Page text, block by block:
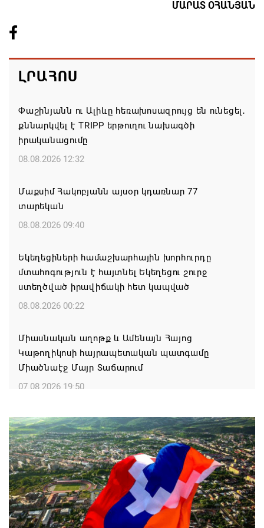
ՄԱՐԱՏ ՕՀԱՆՅԱՆ
ԼՐԱՀՈՍ
Փաշինյանն ու Ալիևը հեռախոսազրույց են ունեցել․
քննարկվել է TRIPP երթուղու նախագծի
իրականացումը
08.08.2026 12:32
Մաքսիմ Հակոբյանն այսօր կդառնար 77
տարեկան
08.08.2026 09:40
Եկեղեցիների համաշխարհային խորհուրդը
մտահոգություն է հայտնել Եկեղեցու շուրջ
ստեղծված իրավիճակի հետ կապված
08.08.2026 00:22
Միասնական աղոթք և Ամենայն Հայոց
Կաթողիկոսի հայրապետական պատգամը
Միածնաէջ Մայր Տաճարում
07.08.2026 19:50
Ժամանակակից Բելառուսին պակասում է այն
կառավարման համակարգը, որը կար խորհրդային
ժամանակներում, հայտարարել է Ալեքսանդր
Լուկաշենկոն
07.08.2026 17:16
ՀՀ ԱԱԾ սահմանապահ զորքերի